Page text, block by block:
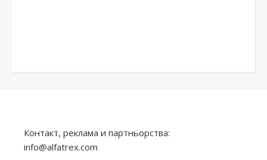
Контакт, реклама и партньорства:
info@alfatrex.com